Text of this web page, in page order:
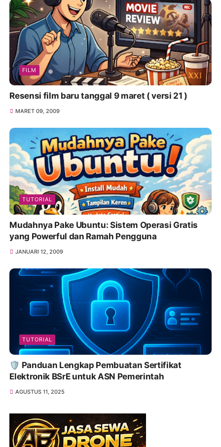
FILM
Resensi film baru tanggal 9 maret ( versi 21 )
MARET 09, 2009
TUTORIAL
Mudahnya Pake Ubuntu: Sistem Operasi Gratis
yang Powerful dan Ramah Pengguna
JANUARI 12, 2009
TUTORIAL
🛡️ Panduan Lengkap Pembuatan Sertifikat
Elektronik BSrE untuk ASN Pemerintah
AGUSTUS 11, 2025